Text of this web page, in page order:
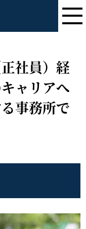
社員）経
ャリアへ
事務所で